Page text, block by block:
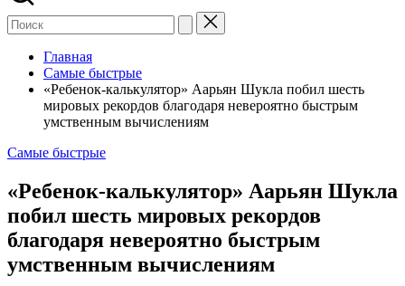
Главная
Самые быстрые
«Ребенок-калькулятор» Аарьян Шукла побил шесть
мировых рекордов благодаря невероятно быстрым
умственным вычислениям
Опубликовано
Самые быстрые
«Ребенок-калькулятор» Аарьян Шукла
побил шесть мировых рекордов
благодаря невероятно быстрым
умственным вычислениям